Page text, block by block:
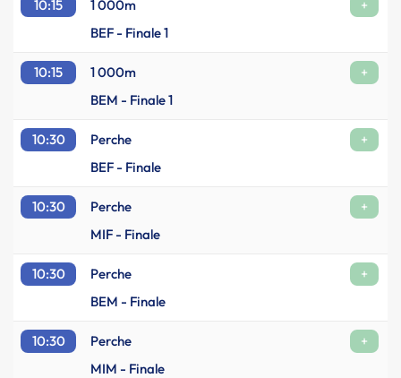
10:15 1 000m
+
BEF - Finale 1
10:15 1 000m
+
BEM - Finale 1
10:30 Perche
+
BEF - Finale
10:30 Perche
+
MIF - Finale
10:30 Perche
+
BEM - Finale
10:30 Perche
+
MIM - Finale